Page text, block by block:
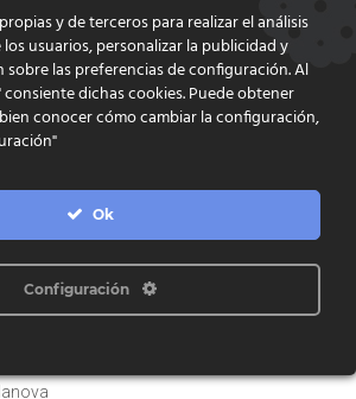
Barraca
y de terceros para realizar el análisis
usuarios, personalizar la publicidad y
las preferencias de configuración. Al
dichas cookies. Puede obtener
conocer cómo cambiar la configuración,
Ok
Configuración